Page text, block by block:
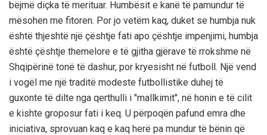
bëjmë diçka të merituar. Humbësit e kanë të pamundur të
mësohen me fitoren. Por jo vetëm kaq, duket se humbja nuk
është thjeshtë një çështje fati apo çështje impenjimi, humbja
është çështje themelore e të gjitha gjërave të rrokshme në
Shqipërinë tonë të dashur, por kryesisht në futboll. Një vend
i vogël me një traditë modeste futbollistike duhej të
guxonte të dilte nga qerthulli i "mallkimit", në honin e të cilit
e kishte groposur fati i keq. U përpoqën pafund emra dhe
iniciativa, sprovuan kaq e kaq herë pa mundur të bënin që